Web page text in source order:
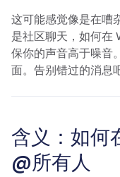
这可能感觉像是在嘈
是社区聊天，如何
保你的声音高于噪音
面。告别错过的消息
含义：如
@所有人